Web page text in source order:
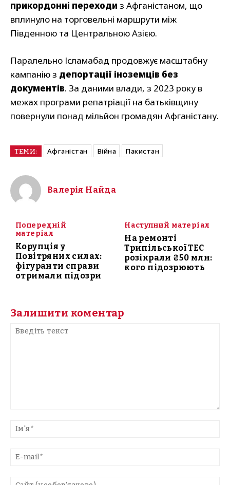
прикордонні переходи з Афганістаном, що
вплинуло на торговельні маршрути між
Південною та Центральною Азією.
Паралельно Ісламабад продовжує масштабну
кампанію з депортації іноземців без
документів. За даними влади, з 2023 року в
межах програми репатріації на батьківщину
повернули понад мільйон громадян Афганістану.
ТЕМИ: Афганістан Війна Пакистан
Валерія Найда
Попередній
матеріал
Корупція у
Повітряних силах:
фігуранти справи
отримали підозри
Наступний матеріал
На ремонті
Трипільської ТЕС
розікрали ₴50 млн:
кого підозрюють
Залишити коментар
текст